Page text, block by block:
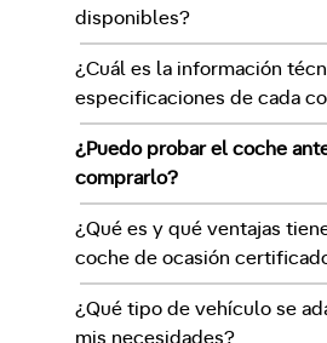
disponibles?
¿Cuál es la información
especificaciones de cada
¿Puedo probar el coche
comprarlo?
¿Qué es y qué ventajas
coche de ocasión
¿Qué tipo de vehículo se
mis necesidades?